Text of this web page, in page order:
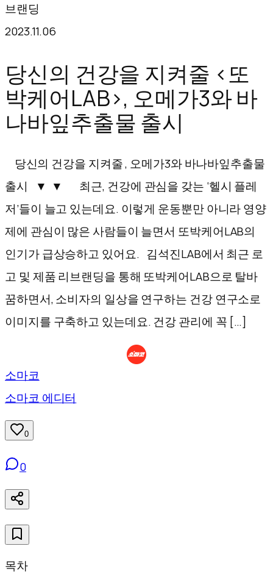
텐
츠
로
바
로
가
브랜딩
2023.11.06
당신의 건강을 지켜줄 <또
박케어LAB>, 오메가3와 바
나바잎추출물 출시
당신의 건강을 지켜줄 , 오메가3와 바나바잎추출물
출시 ▼ ▼ 최근, 건강에 관심을 갖는 ‘헬시 플레
저’들이 늘고 있는데요. 이렇게 운동뿐만 아니라 영양
제에 관심이 많은 사람들이 늘면서 또박케어LAB의
인기가 급상승하고 있어요. 김석진LAB에서 최근 로
고 및 제품 리브랜딩을 통해 또박케어LAB으로 탈바
꿈하면서, 소비자의 일상을 연구하는 건강 연구소로
이미지를 구축하고 있는데요. 건강 관리에 꼭 […]
소마코
소마코 에디터
0
0
목차